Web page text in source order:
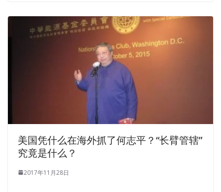
美国凭什么在海外抓了何志平？“长臂管辖”
究竟是什么？
2017年11月28日